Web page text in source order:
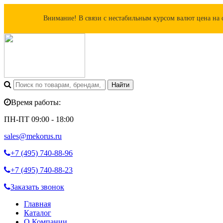
Внимание! В связи с нестабильным курсом валют цена на
Время работы:
ПН-ПТ 09:00 - 18:00
sales@mekorus.ru
+7 (495) 740-88-96
+7 (495) 740-88-23
Заказать звонок
Главная
Каталог